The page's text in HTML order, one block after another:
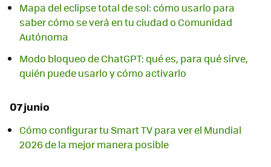
Mapa del eclipse total de sol: cómo usarlo para
saber cómo se verá en tu ciudad o Comunidad
Autónoma
Modo bloqueo de ChatGPT: qué es, para qué sirve,
quién puede usarlo y cómo activarlo
07 junio
Cómo configurar tu Smart TV para ver el Mundial
2026 de la mejor manera posible